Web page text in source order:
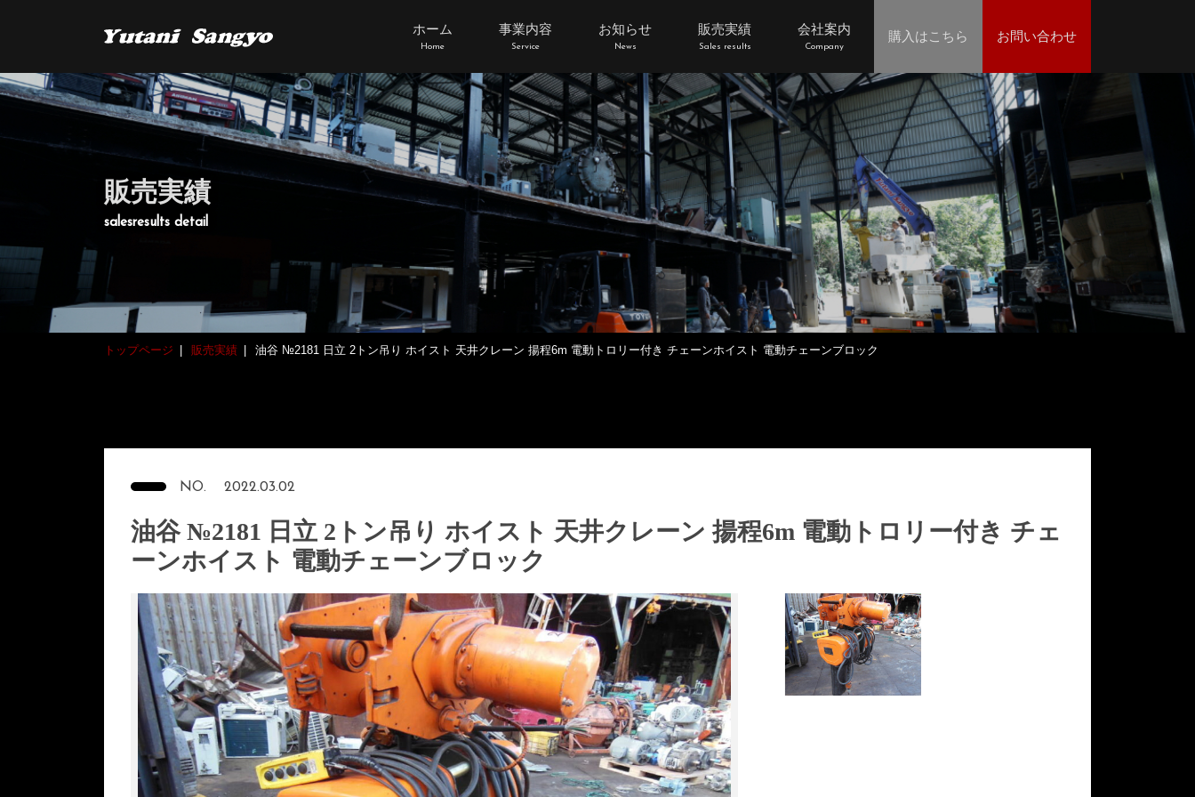
ホーム
Home
事業内容
Service
お知らせ
News
販売実績
Sales results
会社案内
Company
購入はこちら お問い合わせ
販売実績
salesresults detail
トップページ 販売実績 油谷 №2181 日立 2トン吊り ホイスト 天井クレーン 揚程6m 電動トロリー付き チェーンホイスト 電動チェーンブロック
NO. 2022.03.02
油谷 №2181 日立 2トン吊り ホイスト 天井クレーン 揚程6m 電動トロリー付き チェ
ーンホイスト 電動チェーンブロック